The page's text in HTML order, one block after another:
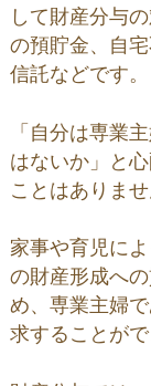
して財産分与
の預貯金、自
信託などです。
「自分は専業
はないか」と
ことはありませ
家事や育児に
の財産形成へ
め、専業主婦
求することがで